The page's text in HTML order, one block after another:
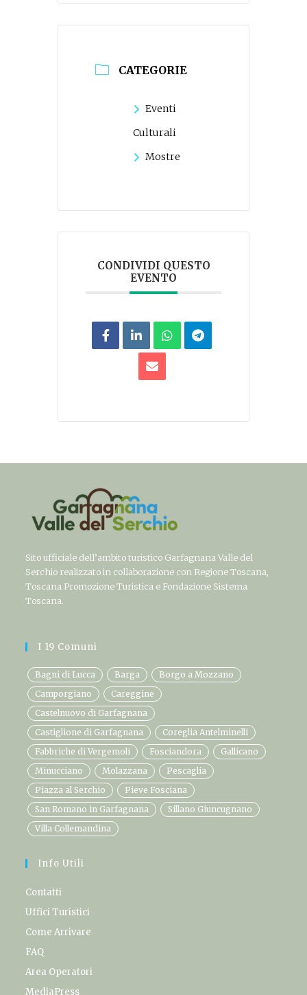
CATEGORIE
Eventi
Culturali
Mostre
CONDIVIDI QUESTO
EVENTO
Sito ufficiale dell’ambito turistico Garfagnana Valle del
Serchio realizzato in collaborazione con Regione Toscana,
Toscana Promozione Turistica e Fondazione Sistema
Toscana.
I 19 Comuni
Bagni di Lucca Barga
Borgo a Mozzano
Camporgiano
Careggine
Castelnuovo di Garfagnana
Castiglione di Garfagnana
Coreglia Antelminelli
Fabbriche di Vergemoli
Fosciandora
Gallicano
Minucciano
Molazzana
Pescaglia
Piazza al Serchio
Pieve Fosciana
San Romano in Garfagnana
Sillano Giuncugnano
Villa Collemandina
Info Utili
Contatti
Uffici Turistici
Come Arrivare
FAQ
Area Operatori
MediaPress